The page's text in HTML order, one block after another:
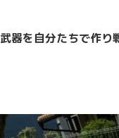
武器を自分たちで作り